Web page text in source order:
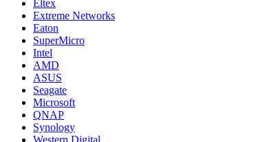
Eltex
Extreme Networks
Eaton
SuperMicro
Intel
AMD
ASUS
Seagate
Microsoft
QNAP
Synology
Western Digital